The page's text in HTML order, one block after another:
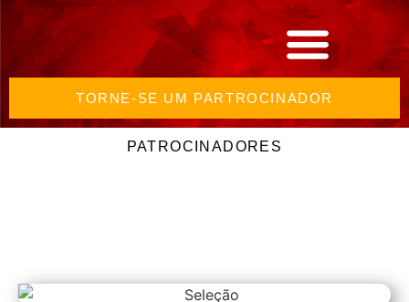
TORNE-SE UM PARTROCINADOR
PATROCINADORES